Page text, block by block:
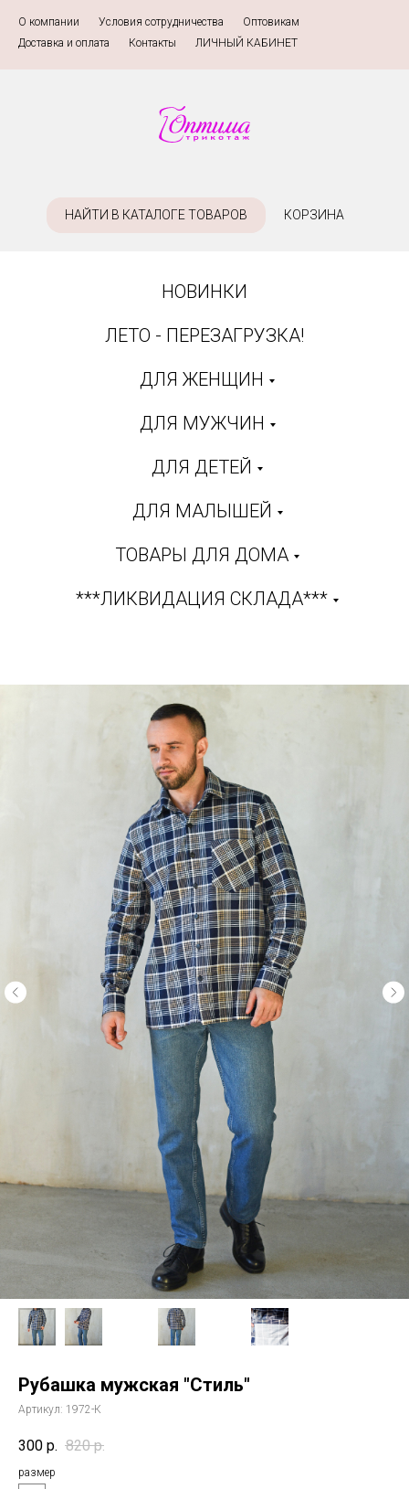
О компании Условия сотрудничества Оптовикам
Доставка и оплата
Контакты ЛИЧНЫЙ КАБИНЕТ
НАЙТИ В КАТАЛОГЕ ТОВАРОВ КОРЗИНА
НОВИНКИ
ЛЕТО - ПЕРЕЗАГРУЗКА!
ДЛЯ ЖЕНЩИН
ДЛЯ МУЖЧИН
ДЛЯ ДЕТЕЙ
ДЛЯ МАЛЫШЕЙ
ТОВАРЫ ДЛЯ ДОМА
***ЛИКВИДАЦИЯ СКЛАДА***
Рубашка мужская "Стиль"
Артикул: 1972-К
300 р. 820 р.
размер